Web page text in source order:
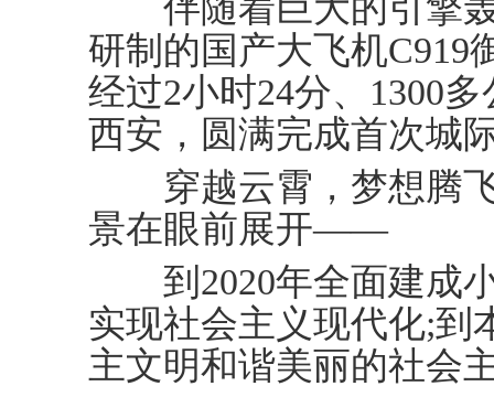
伴随着巨大的引擎轰
研制的国产大飞机C919
经过2小时24分、1300
西安，圆满完成首次城
穿越云霄，梦想腾飞
景在眼前展开——
到2020年全面建成小
实现社会主义现代化;到
主文明和谐美丽的社会